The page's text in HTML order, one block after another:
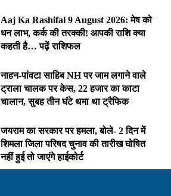
Aaj Ka Rashifal 9 August 2026: मेष को
धन लाभ, कर्क की तरक्की! आपकी राशि क्या
कहती है… पढ़ें राशिफल
नाहन-पांवटा साहिब NH पर जाम लगाने वाले
ट्राला चालक पर केस, 22 हजार का काटा
चालान, सुबह तीन घंटे थमा था ट्रैफिक
जयराम का सरकार पर हमला, बोले- 2 दिन में
शिमला जिला परिषद चुनाव की तारीख घोषित
नहीं हुई तो जाएंगे हाईकोर्ट